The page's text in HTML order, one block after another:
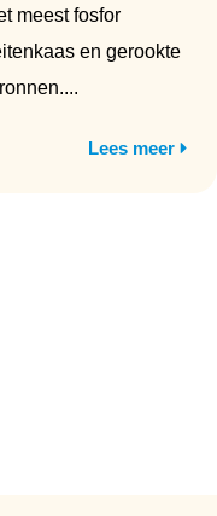
meest fosfor
en gerookte
Lees meer